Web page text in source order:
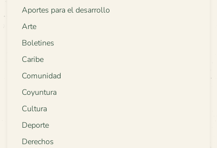
Aportes para el desarrollo
Arte
Boletines
Caribe
Comunidad
Coyuntura
Cultura
Deporte
Derechos